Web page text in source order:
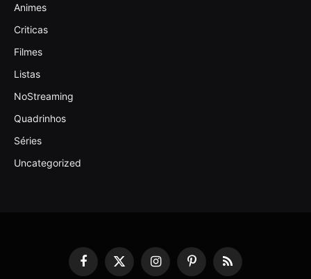
Animes
Criticas
Filmes
Listas
NoStreaming
Quadrinhos
Séries
Uncategorized
Facebook
X
InstagramPinterestRSS